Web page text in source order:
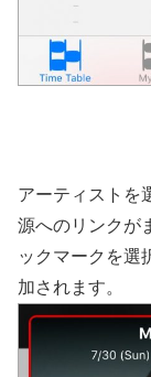
アーティストを
源へのリンクが
ックマークを選
加されます。